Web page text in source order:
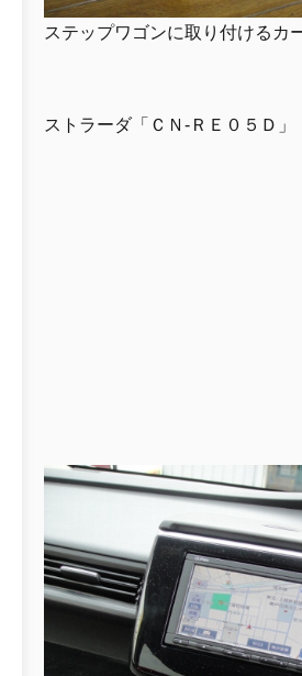
ステップワゴンに取り付けるカ
ストラーダ「ＣＮ-ＲＥ０５Ｄ」